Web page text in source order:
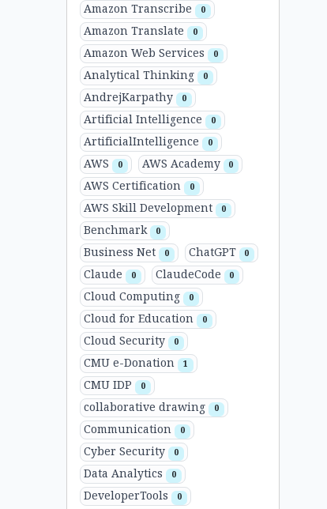
Amazon Transcribe 0
Amazon Translate 0
Amazon Web Services 0
Analytical Thinking 0
AndrejKarpathy 0
Artificial Intelligence 0
ArtificialIntelligence 0
AWS 0 AWS Academy 0
AWS Certification 0
AWS Skill Development 0
Benchmark 0
Business Net 0 ChatGPT 0
Claude 0 ClaudeCode 0
Cloud Computing 0
Cloud for Education 0
Cloud Security 0
CMU e-Donation 1
CMU IDP 0
collaborative drawing 0
Communication 0
Cyber Security 0
Data Analytics 0
DeveloperTools 0